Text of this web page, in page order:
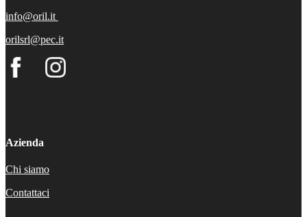
info@oril.it
orilsrl@pec.it
Azienda
Chi siamo
Contattaci